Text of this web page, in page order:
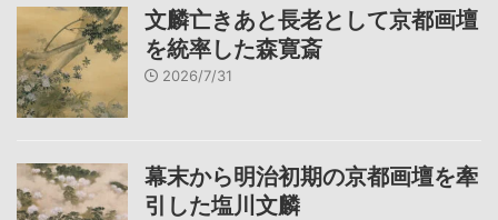
文麟亡きあと長老として京都画壇
を統率した森寛斎
2026/7/31
幕末から明治初期の京都画壇を牽
引した塩川文麟